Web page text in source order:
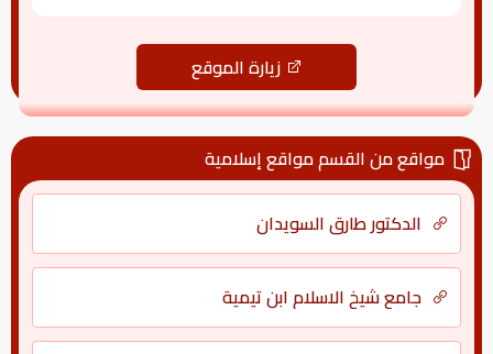
زيارة الموقع
مواقع من القسم مواقع إسلامية
الدكتور طارق السويدان
جامع شيخ الاسلام ابن تيمية